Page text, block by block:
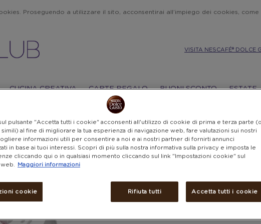
Proseguendo a utilizzare il sito, acconsentirai all’impiego dei cookies,
VISITA NESCAFÉ® DOLCE
CUCINA CREATIVA CARTE REGALO BUONI SCONTO ESTATE
SNIPS
PER
pulsante "Accetta tutti i cookie" acconsenti all'utilizzo di cookie di prima e terza parte (o
al fine di migliorare la tua esperienza di navigazione web, fare valutazioni sui nostri
informazioni utili per consentire a noi e ai nostri partner di fornirti annunci
in base ai tuoi interessi. Scopri di più sulla nostra informativa sulla privacy e imposta le
cliccando qui o in qualsiasi momento cliccando sul link "Impostazioni cookie" sul
Maggiori informazioni
Rifiuta tutti Accetta tutti i cookie
cookie